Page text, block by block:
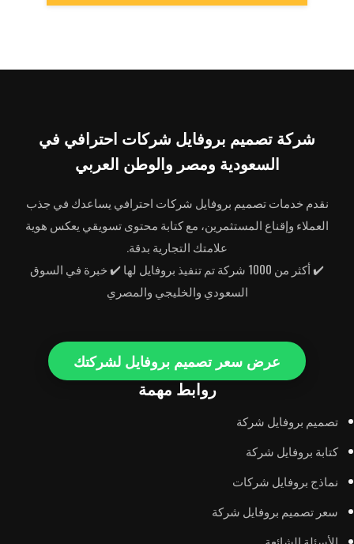
شركة تصميم بروفايل شركات احترافي في
السعودية ومصر والوطن العربي
نقدم خدمات تصميم بروفايل شركات احترافي يساعدك في جذب
العملاء وإقناع المستثمرين، مع كتابة محتوى تسويقي يعكس هوية
علامتك التجارية بدقة.
✔️ أكثر من 1000 شركة تم تنفيذ بروفايل لها ✔️ خبرة في السوق
السعودي والخليجي والمصري
عرض سعر تصميم بروفايل لشركتك
روابط مهمة
تصميم بروفايل شركة
كتابة بروفايل شركة
نماذج بروفايل شركات
سعر تصميم بروفايل شركة